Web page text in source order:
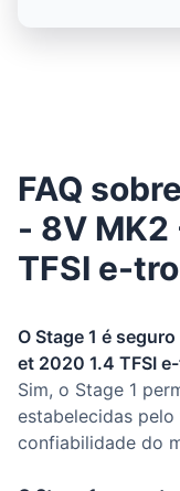
FAQ
- 8V
TFSI e-
O Stage 1 é
et 2020 1.4 TFSI
Sim, o Stage 1
estabelecidas
confiabilidade do